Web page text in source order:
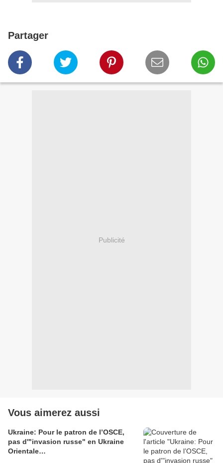
Partager
Publicité
Vous aimerez aussi
Ukraine: Pour le patron de l’OSCE,
pas d'"invasion russe" en Ukraine
Orientale…